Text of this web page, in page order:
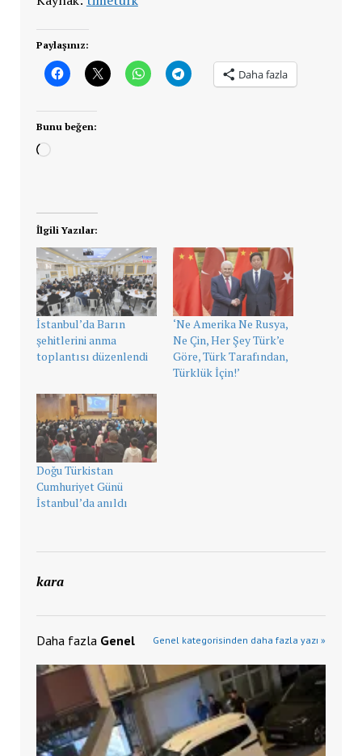
Paylaşınız:
Daha fazla
Bunu beğen:
Yükleniyor...
İlgili Yazılar:
İstanbul’da Barın
şehitlerini anma
toplantısı düzenlendi
‘Ne Amerika Ne Rusya,
Ne Çin, Her Şey Türk’e
Göre, Türk Tarafından,
Türklük İçin!’
Doğu Türkistan
Cumhuriyet Günü
İstanbul’da anıldı
kara
Daha fazla Genel Genel kategorisinden daha fazla yazı »